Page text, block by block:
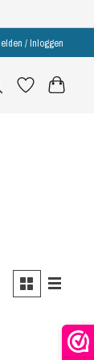
/ Inloggen